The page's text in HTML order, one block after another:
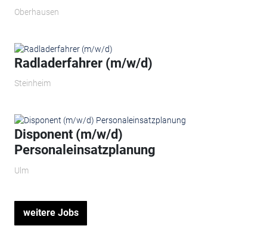
Oberhausen
Radladerfahrer (m/w/d)
Steinheim
Disponent (m/w/d)
Personaleinsatzplanung
Ulm
weitere Jobs